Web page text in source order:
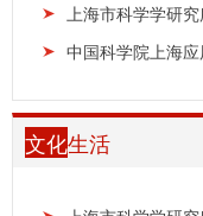
文化生活